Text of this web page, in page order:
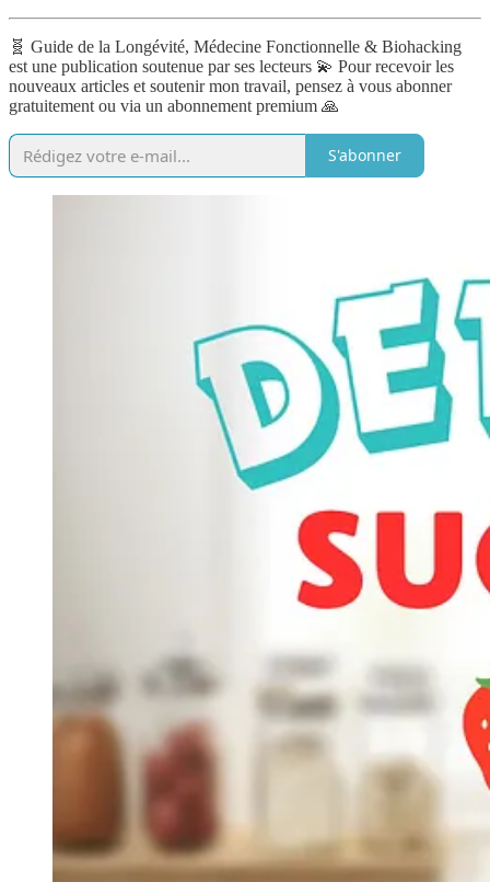
🧬 Guide de la Longévité, Médecine Fonctionnelle & Biohacking
est une publication soutenue par ses lecteurs 💫 Pour recevoir les
nouveaux articles et soutenir mon travail, pensez à vous abonner
gratuitement ou via un abonnement premium 🙏
S'abonner